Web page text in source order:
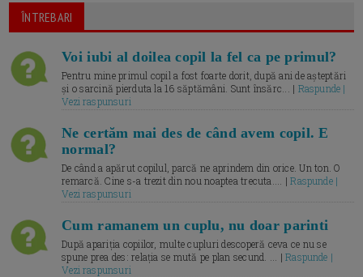
ÎNTREBARI
Voi iubi al doilea copil la fel ca pe primul?
Pentru mine primul copil a fost foarte dorit, după ani de așteptări
și o sarcină pierduta la 16 săptămâni. Sunt însărc... | Raspunde |
Vezi raspunsuri
Ne certăm mai des de când avem copil. E
normal?
De când a apărut copilul, parcă ne aprindem din orice. Un ton. O
remarcă. Cine s-a trezit din nou noaptea trecuta.... |Raspunde |
Vezi raspunsuri
Cum ramanem un cuplu, nu doar parinti
După apariția copiilor, multe cupluri descoperă ceva ce nu se
spune prea des: relația se mută pe plan secund. ... |Raspunde |
Vezi raspunsuri